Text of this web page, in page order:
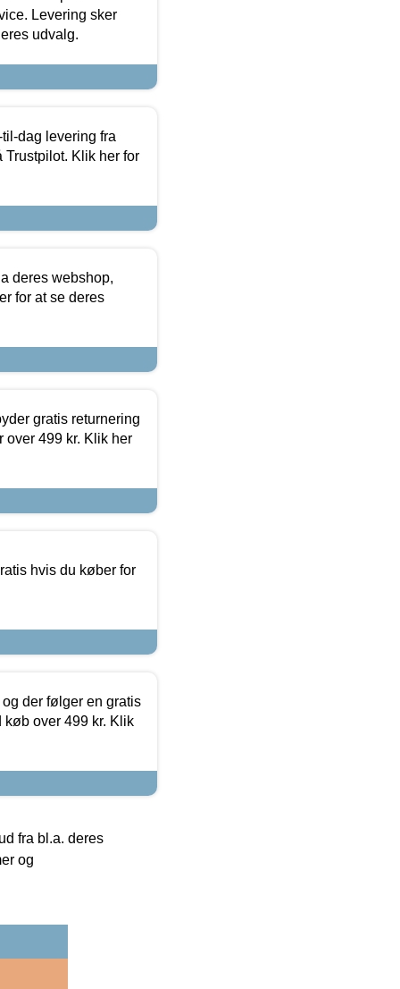
Levering sker
udvalg.
dag levering fra
Trustpilot. Klik her for
deres webshop,
for at se deres
gratis returnering
over 499 kr. Klik her
hvis du køber for
der følger en gratis
køb over 499 kr. Klik
fra bl.a. deres
og